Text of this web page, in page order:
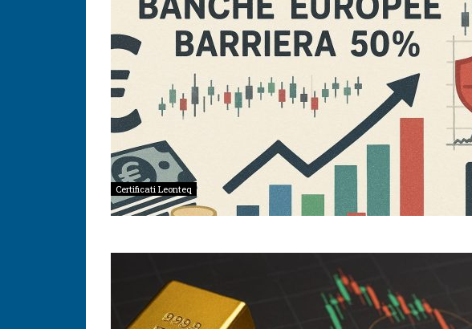
Certificati Leonteq